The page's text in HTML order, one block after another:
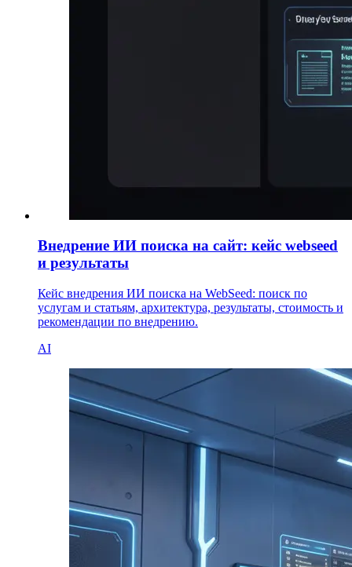
Внедрение ИИ поиска на сайт: кейс webseed
и результаты
Кейс внедрения ИИ поиска на WebSeed: поиск по
услугам и статьям, архитектура, результаты, стоимость и
рекомендации по внедрению.
AI